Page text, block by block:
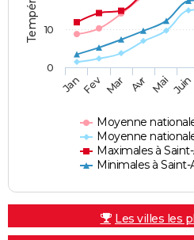
Moyenne
Moyenne
Maximales à
Minimales à
JanFev Mar Avr Mai Juin
0
10
Les villes les